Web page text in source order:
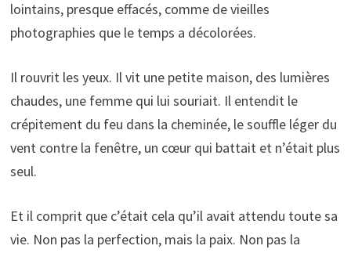
lointains, presque effacés, comme de vieilles
photographies que le temps a décolorées.
Il rouvrit les yeux. Il vit une petite maison, des lumières
chaudes, une femme qui lui souriait. Il entendit le
crépitement du feu dans la cheminée, le souffle léger du
vent contre la fenêtre, un cœur qui battait et n’était plus
seul.
Et il comprit que c’était cela qu’il avait attendu toute sa
vie. Non pas la perfection, mais la paix. Non pas la